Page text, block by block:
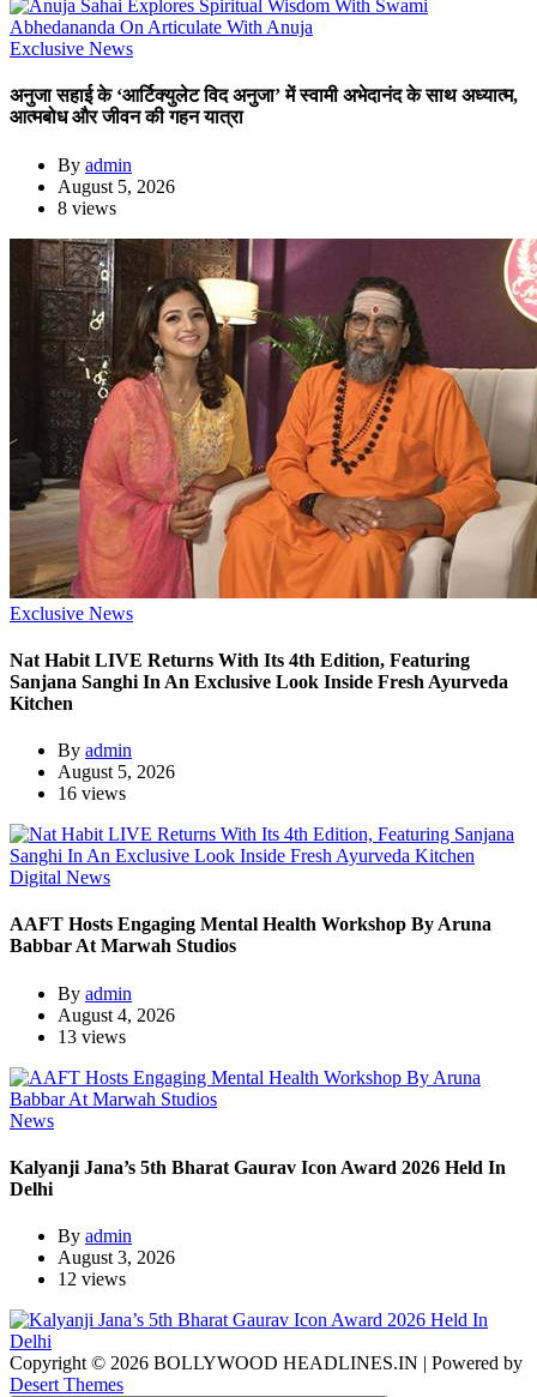
Exclusive News
अनुजा सहाई के ‘आर्टिक्युलेट विद अनुजा’ में स्वामी अभेदानंद के साथ अध्यात्म,
आत्मबोध और जीवन की गहन यात्रा
By admin
August 5, 2026
8 views
Exclusive News
Nat Habit LIVE Returns With Its 4th Edition, Featuring
Sanjana Sanghi In An Exclusive Look Inside Fresh Ayurveda
Kitchen
By admin
August 5, 2026
16 views
Digital News
AAFT Hosts Engaging Mental Health Workshop By Aruna
Babbar At Marwah Studios
By admin
August 4, 2026
13 views
News
Kalyanji Jana’s 5th Bharat Gaurav Icon Award 2026 Held In
Delhi
By admin
August 3, 2026
12 views
Copyright © 2026 BOLLYWOOD HEADLINES.IN | Powered by
Desert Themes